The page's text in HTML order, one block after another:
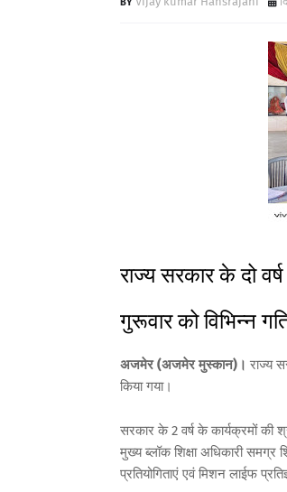
राज्य सरकार के दो
गुरूवार को विभिन्न
अजमेर (अजमेर मुस्कान)। राज्य
किया गया।
सरकार के 2 वर्ष के कार्यक्रमों की
मुख्य ब्लॉक शिक्षा अधिकारी समग्र
प्रतियोगिताएं एवं मिशन लाईफ